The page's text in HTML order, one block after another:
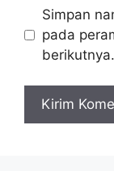
Simpan
pada
berikutnya.